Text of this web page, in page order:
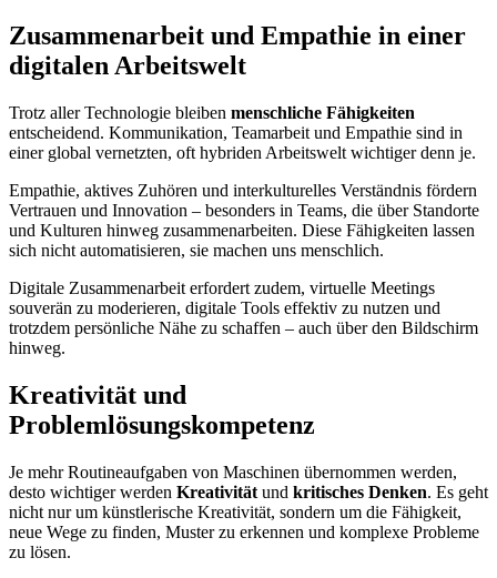
Zusammenarbeit und Empathie in einer
digitalen Arbeitswelt
Trotz aller Technologie bleiben menschliche Fähigkeiten
entscheidend. Kommunikation, Teamarbeit und Empathie sind in
einer global vernetzten, oft hybriden Arbeitswelt wichtiger denn je.
Empathie, aktives Zuhören und interkulturelles Verständnis fördern
Vertrauen und Innovation – besonders in Teams, die über Standorte
und Kulturen hinweg zusammenarbeiten. Diese Fähigkeiten lassen
sich nicht automatisieren, sie machen uns menschlich.
Digitale Zusammenarbeit erfordert zudem, virtuelle Meetings
souverän zu moderieren, digitale Tools effektiv zu nutzen und
trotzdem persönliche Nähe zu schaffen – auch über den Bildschirm
hinweg.
Kreativität und
Problemlösungskompetenz
Je mehr Routineaufgaben von Maschinen übernommen werden,
desto wichtiger werden Kreativität und kritisches Denken. Es geht
nicht nur um künstlerische Kreativität, sondern um die Fähigkeit,
neue Wege zu finden, Muster zu erkennen und komplexe Probleme
zu lösen.